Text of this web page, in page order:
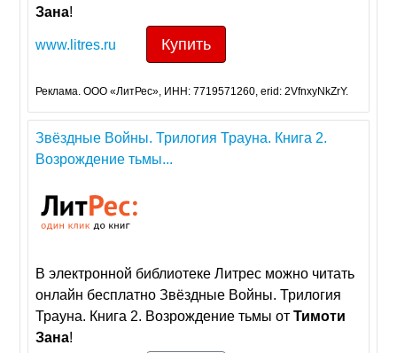
Зана!
www.litres.ru Купить
Реклама. ООО «ЛитРес», ИНН: 7719571260, erid: 2VfnxyNkZrY.
Звёздные Войны. Трилогия Трауна. Книга 2.
Возрождение тьмы...
В электронной библиотеке Литрес можно читать
онлайн бесплатно Звёздные Войны. Трилогия
Трауна. Книга 2. Возрождение тьмы отТимоти
Зана!